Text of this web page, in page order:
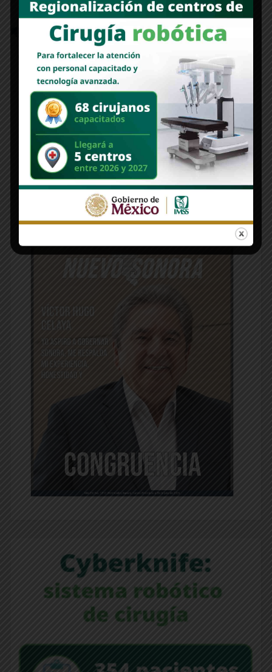
COMMENTS
WORDPRESS:0 FACEBOOK:
DISQUS:
Deja un comentario
Lo siento, debes estarconectado para publicar un comentario.